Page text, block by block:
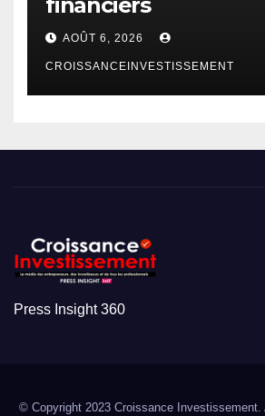
AOÛT 6, 2026
CROISSANCEINVESTISSEMENT
Press Insight 360
© Copyright 2023 Croissance